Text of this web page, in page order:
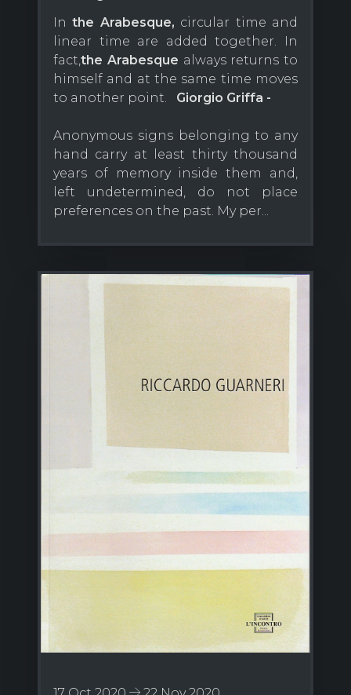
Inthe Arabesque, circular time and
linear time are added together. In
fact,the Arabesque always returns to
himself and at the same time moves
to another point. Giorgio Griffa -
Anonymous signs belonging to any
hand carry at least thirty thousand
years of memory inside them and,
left undetermined, do not place
preferences on the past. My per...